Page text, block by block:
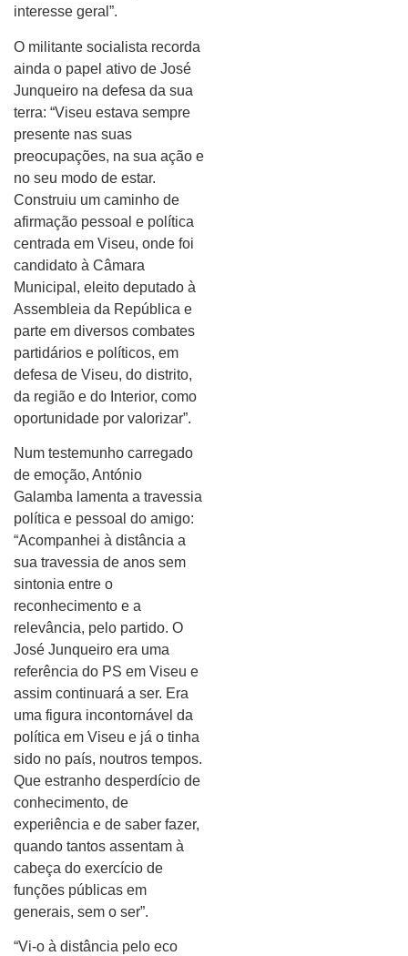
interesse geral”.
O militante socialista recorda
ainda o papel ativo de José
Junqueiro na defesa da sua
terra: “Viseu estava sempre
presente nas suas
preocupações, na sua ação e
no seu modo de estar.
Construiu um caminho de
afirmação pessoal e política
centrada em Viseu, onde foi
candidato à Câmara
Municipal, eleito deputado à
Assembleia da República e
parte em diversos combates
partidários e políticos, em
defesa de Viseu, do distrito,
da região e do Interior, como
oportunidade por valorizar”.
Num testemunho carregado
de emoção, António
Galamba lamenta a travessia
política e pessoal do amigo:
“Acompanhei à distância a
sua travessia de anos sem
sintonia entre o
reconhecimento e a
relevância, pelo partido. O
José Junqueiro era uma
referência do PS em Viseu e
assim continuará a ser. Era
uma figura incontornável da
política em Viseu e já o tinha
sido no país, noutros tempos.
Que estranho desperdício de
conhecimento, de
experiência e de saber fazer,
quando tantos assentam à
cabeça do exercício de
funções públicas em
generais, sem o ser”.
“Vi-o à distância pelo eco